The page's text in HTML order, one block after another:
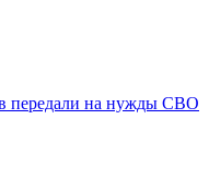
передали на нужды СВО